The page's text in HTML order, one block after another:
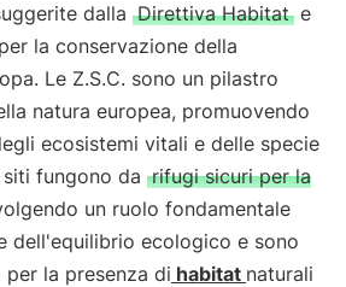
dalla Direttiva Habitat e
la conservazione della
Le Z.S.C. sono un pilastro
natura europea, promuovendo
ecosistemi vitali e delle specie
fungono da rifugi sicuri per la
un ruolo fondamentale
dell'equilibrio ecologico e sono
la presenza di habitat naturali